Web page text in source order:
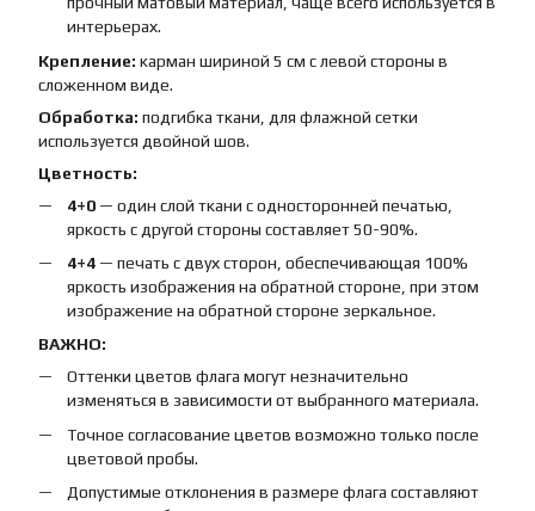
интерьерах.
Крепление: карман шириной 5 см с левой стороны в
сложенном виде.
Обработка: подгибка ткани, для флажной сетки
используется двойной шов.
Цветность:
4+0 — один слой ткани с односторонней печатью,
яркость с другой стороны составляет 50-90%.
4+4 — печать с двух сторон, обеспечивающая 100%
яркость изображения на обратной стороне, при этом
изображение на обратной стороне зеркальное.
ВАЖНО:
Оттенки цветов флага могут незначительно
изменяться в зависимости от выбранного материала.
Точное согласование цветов возможно только после
цветовой пробы.
Допустимые отклонения в размере флага составляют